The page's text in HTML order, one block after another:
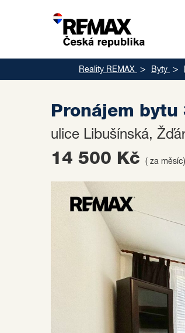
Reality REMAX Byty
Pronájem
ulice Libušínská,
14 500 Kč ( za měsíc)